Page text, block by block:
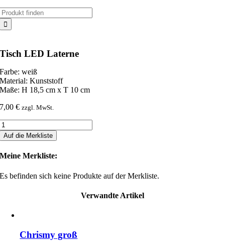
Tisch LED Laterne
Farbe: weiß
Material: Kunststoff
Maße: H 18,5 cm x T 10 cm
7,00€ zzgl. MwSt.
Auf die Merkliste
Meine Merkliste:
Es befinden sich keine Produkte auf der Merkliste.
Verwandte Artikel
Chrismy groß